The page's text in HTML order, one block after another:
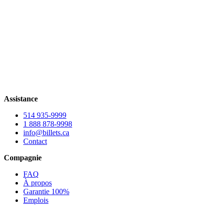
Assistance
514 935-9999
1 888 878-9998
info@billets.ca
Contact
Compagnie
FAQ
À propos
Garantie 100%
Emplois